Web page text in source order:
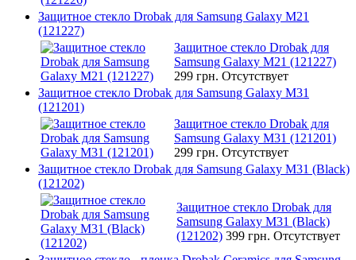
Защитное стекло Drobak для Samsung Galaxy М21
(121227)
Защитное стекло Drobak для
Samsung Galaxy М21 (121227)
299 грн. Отсутствует
Защитное стекло Drobak для Samsung Galaxy М31
(121201)
Защитное стекло Drobak для
Samsung Galaxy М31 (121201)
299 грн. Отсутствует
Защитное стекло Drobak для Samsung Galaxy М31 (Black)
(121202)
Защитное стекло Drobak для
Samsung Galaxy М31 (Black)
(121202) 399 грн. Отсутствует